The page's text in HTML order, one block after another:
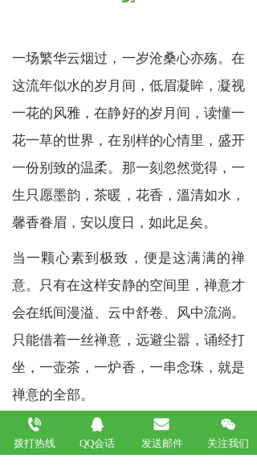
一场繁华云烟过，一岁沧桑心亦殇。在
这流年似水的岁月间，低眉凝眸，凝视
一花的风雅，在静好的岁月间，读懂一
花一草的世界，在别样的心情里，盛开
一份别致的温柔。那一刻忽然觉得，一
生只愿墨韵，茶暖，花香，溫清如水，
馨香眷眉，安以度日，如此足矣。
当一颗心素到极致，便是这满满的禅
意。只有在这样安静的空间里，禅意才
会在纸间漫溢、云中舒卷、风中流淌。
只能借着一丝禅意，远避尘嚣，诵经打
坐，一壶茶，一炉香，一串念珠，就是
禅意的全部。
本来无一物，何处惹尘埃? 清寂处，心
都是透明安静的，无了纷扰和喧哗，虽
拨打热线 QQ会话 发送邮件 关注我们